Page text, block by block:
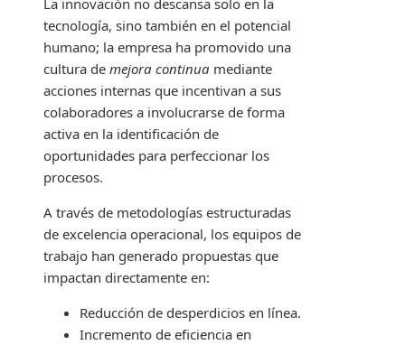
La innovación no descansa solo en la
tecnología, sino también en el potencial
humano; la empresa ha promovido una
cultura de mejora continua mediante
acciones internas que incentivan a sus
colaboradores a involucrarse de forma
activa en la identificación de
oportunidades para perfeccionar los
procesos.
A través de metodologías estructuradas
de excelencia operacional, los equipos de
trabajo han generado propuestas que
impactan directamente en:
Reducción de desperdicios en línea.
Incremento de eficiencia en